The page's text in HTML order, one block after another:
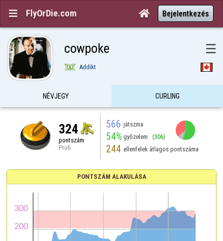
 FlyOrDie.com  Bejelentkezés
cowpoke ☰
Addikt
NÉVJEGY CURLING
324
pontszám
Profi
566 játszma
54% győzelem (306)
244 ellenfelek átlagos pontszáma
PONTSZÁM ALAKULÁSA